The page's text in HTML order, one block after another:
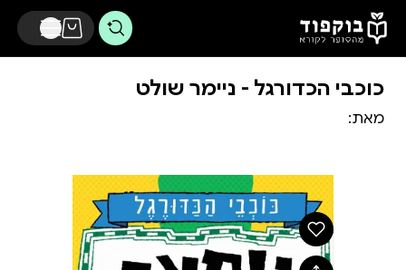
דלג לתוכן הראשי
כוכבי הכדורגל - ניימר שולט
מאת: